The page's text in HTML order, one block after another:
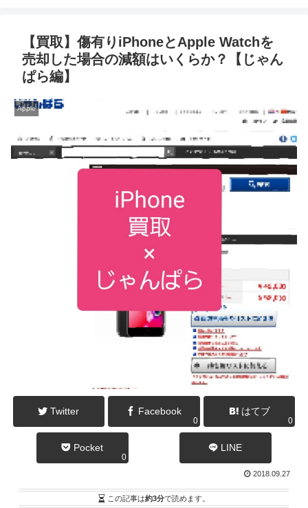
【買取】傷有りiPhoneとApple Watchを
売却した場合の減額はいくらか？【じゃん
ぱら編】
Apple
Twitter Facebook
0
はてブ
0
Pocket
0
LINE
2018.09.27
この記事は約3分で読めます。